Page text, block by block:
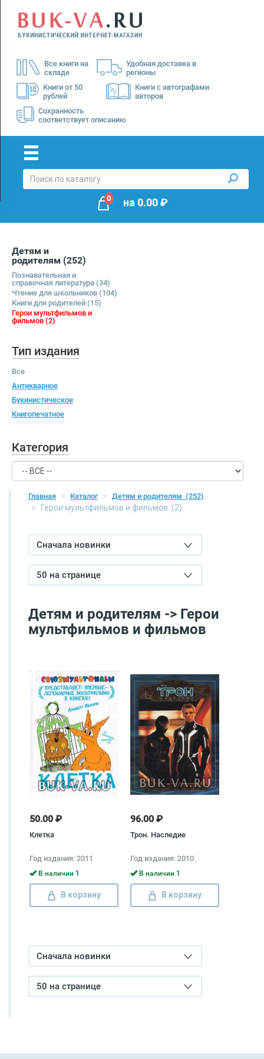
Все книги на
складе
Удобная доставка в
регионы
Книги от 50
рублей
Книги с автографами
авторов
Сохранность
соответствует описанию
Menu
Доставка
Оплата
0 на 0.00₽
Детям и
родителям (252)
Познавательная и
справочная литература (34)
Чтение для школьников (104)
Книги для родителей (15)
Герои мультфильмов и
фильмов (2)
Тип издания
Все
Антикварное
Букинистическое
Книгопечатное
Категория
Главная Каталог Детям и родителям (252)
Герои мультфильмов и фильмов (2)
Сначала новинки
50 на странице
Детям и родителям -> Герои
мультфильмов и фильмов
50.00 ₽
Клетка
Год издания: 2011
В наличии 1
В корзину
96.00 ₽
Трон. Наследие
Год издания: 2010
В наличии 1
В корзину
Сначала новинки
50 на странице